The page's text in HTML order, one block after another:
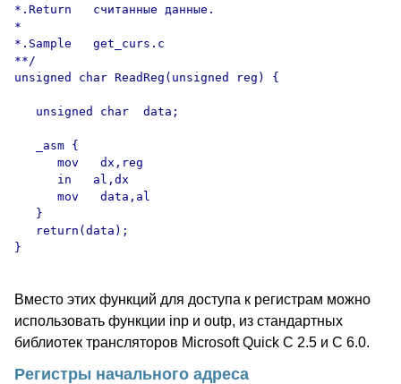
*.Return   считанные данные.
*
*.Sample   get_curs.c
**/
unsigned char ReadReg(unsigned reg) {
   unsigned char  data;
   _asm {
      mov   dx,reg
      in   al,dx
      mov   data,al
   }
   return(data);
Вместо этих функций для доступа к регистрам можно
использовать функции inp и outp, из стандартных
библиотек трансляторов Microsoft Quick C 2.5 и C 6.0.
Регистры начального адреса